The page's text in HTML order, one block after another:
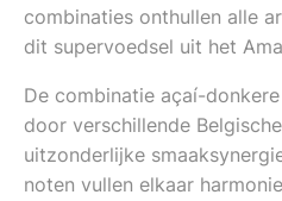
combinaties onthullen alle
dit supervoedsel uit het
De combinatie açaí-
door verschillende
uitzonderlijke
noten vullen elkaar